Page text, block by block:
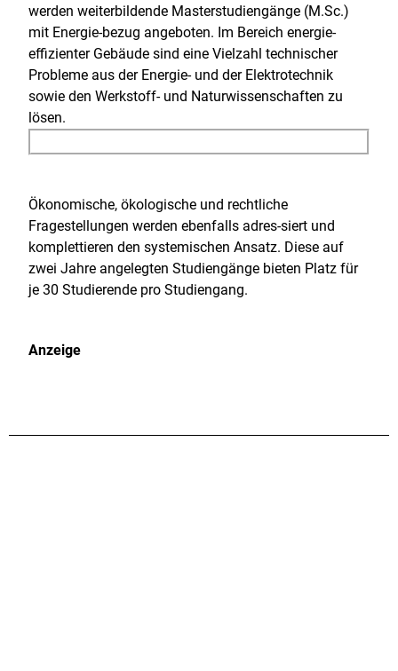
werden weiterbildende Masterstudiengänge (M.Sc.)
mit Energie-bezug angeboten. Im Bereich energie-
effizienter Gebäude sind eine Vielzahl technischer
Probleme aus der Energie- und der Elektrotechnik
sowie den Werkstoff- und Naturwissenschaften zu
lösen.
Ökonomische, ökologische und rechtliche
Fragestellungen werden ebenfalls adres-siert und
komplettieren den systemischen Ansatz. Diese auf
zwei Jahre angelegten Studiengänge bieten Platz für
je 30 Studierende pro Studiengang.
Anzeige